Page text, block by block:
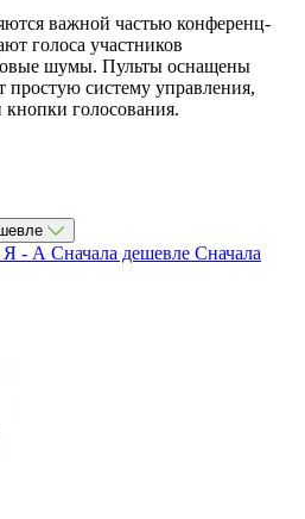
важной частью конференц-
голоса участников
шумы. Пульты оснащены
простую систему управления,
голосования.
Я - А Сначала дешевле Сначала